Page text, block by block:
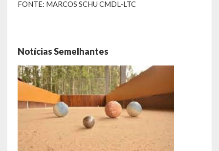
Portal do Cidadão
Carta de Serviços ao Usuário
Lei de Acesso à Informação – LAI
FONTE: MARCOS SCHU CMDL-LTC
Notícias Semelhantes